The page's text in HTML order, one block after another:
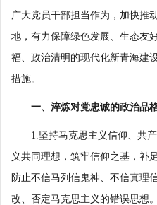
广大党员干部担当作为，加快推
地，有力保障绿色发展、生态友
福、政治清明的现代化新青海建
措施。
一、淬炼对党忠诚的政治品
1.坚持马克思主义信仰、共产
义共同理想，筑牢信仰之基，补
防止不信马列信鬼神、不信真理
改、否定马克思主义的错误思想。